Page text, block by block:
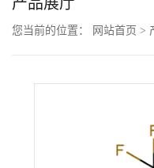
动
您当前的位置： 网站首页 >